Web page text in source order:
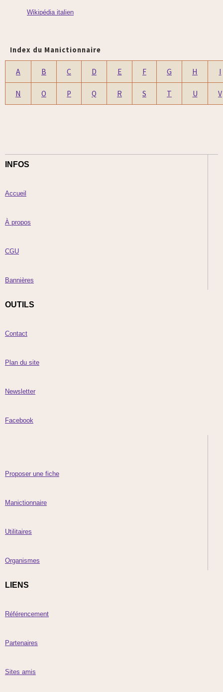
Wikipédia italien
Index du Manictionnaire
A B C D E F G H I
N O P Q R S T U V
INFOS
Accueil
À propos
CGU
Bannières
OUTILS
Contact
Plan du site
Newsletter
Facebook
Proposer une fiche
Manictionnaire
Utilitaires
Organismes
LIENS
Référencement
Partenaires
Sites amis